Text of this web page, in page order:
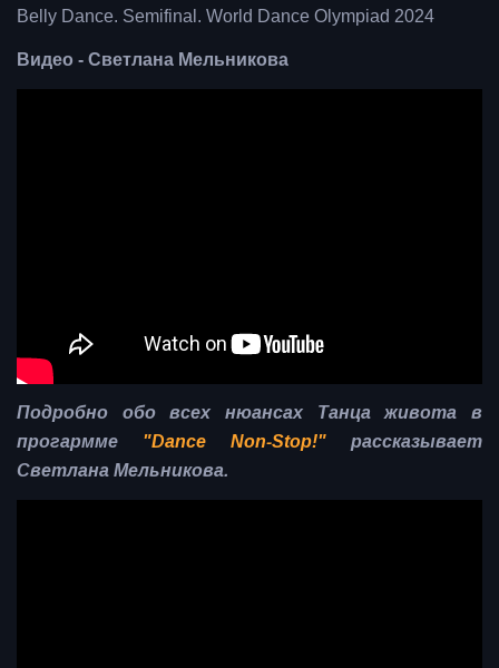
Belly Dance. Semifinal. World Dance Olympiad 2024
Видео - Светлана Мельникова
Подробно обо всех нюансах Танца живота в
прогармме "Dance Non-Stop!" рассказывает
Светлана Мельникова.